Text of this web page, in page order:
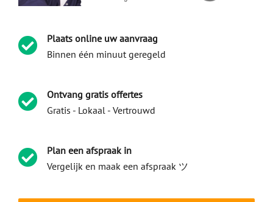
Plaats online uw aanvraag
Binnen één minuut geregeld
Ontvang gratis offertes
Gratis - Lokaal - Vertrouwd
Plan een afspraak in
Vergelijk en maak een afspraak ツ